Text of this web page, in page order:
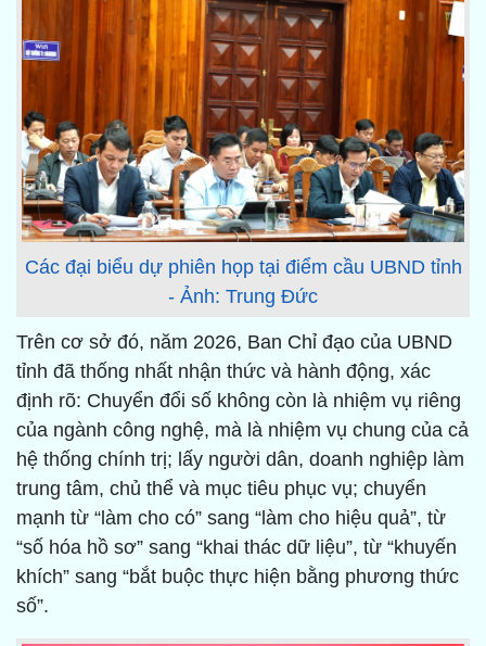
Các đại biểu dự phiên họp tại điểm cầu UBND tỉnh
- Ảnh: Trung Đức
Trên cơ sở đó, năm 2026, Ban Chỉ đạo của UBND
tỉnh đã thống nhất nhận thức và hành động, xác
định rõ: Chuyển đổi số không còn là nhiệm vụ riêng
của ngành công nghệ, mà là nhiệm vụ chung của cả
hệ thống chính trị; lấy người dân, doanh nghiệp làm
trung tâm, chủ thể và mục tiêu phục vụ; chuyển
mạnh từ “làm cho có” sang “làm cho hiệu quả”, từ
“số hóa hồ sơ” sang “khai thác dữ liệu”, từ “khuyến
khích” sang “bắt buộc thực hiện bằng phương thức
số”.